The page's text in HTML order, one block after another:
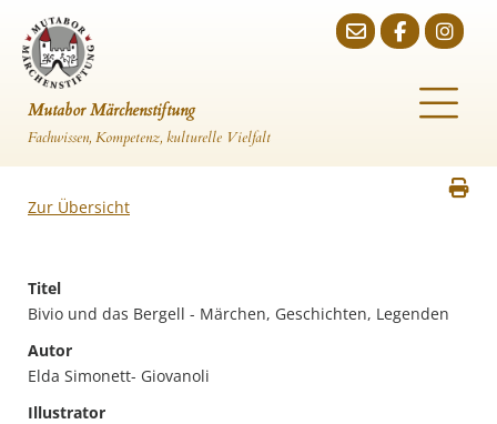
Mutabor Märchenstiftung
Fachwissen, Kompetenz, kulturelle Vielfalt
Zur Übersicht
Titel
Bivio und das Bergell - Märchen, Geschichten, Legenden
Autor
Elda Simonett- Giovanoli
Illustrator